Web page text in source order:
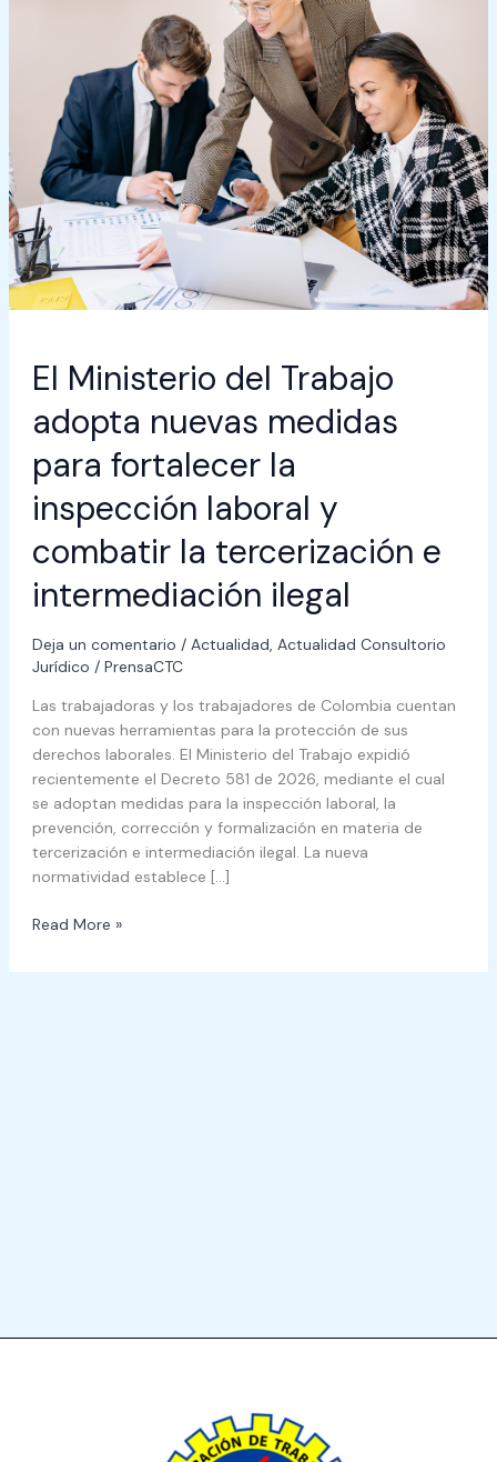
El Ministerio del Trabajo
adopta nuevas medidas
para fortalecer la
inspección laboral y
combatir la tercerización e
intermediación ilegal
Deja un comentario / Actualidad, Actualidad Consultorio
Jurídico / PrensaCTC
Las trabajadoras y los trabajadores de Colombia cuentan
con nuevas herramientas para la protección de sus
derechos laborales. El Ministerio del Trabajo expidió
recientemente el Decreto 581 de 2026, mediante el cual
se adoptan medidas para la inspección laboral, la
prevención, corrección y formalización en materia de
tercerización e intermediación ilegal. La nueva
normatividad establece […]
inspección
laboral
combatir
la
tercerización
e
intermediación
ilegal
Read More »